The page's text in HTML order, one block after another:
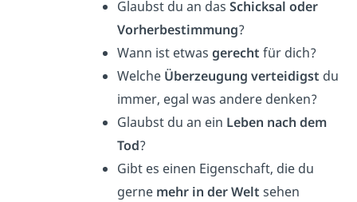
Glaubst du an das Schicksal oder
Vorherbestimmung?
Wann ist etwas gerecht für dich?
Welche Überzeugung verteidigst du
immer, egal was andere denken?
Glaubst du an ein Leben nach dem
Tod?
Gibt es einen Eigenschaft, die du
gerne mehr in der Welt sehen